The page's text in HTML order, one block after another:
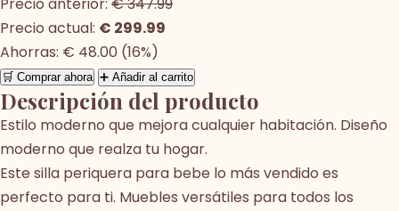
Precio actual: € 299.99
Ahorras: € 48.00 (16%)
🛒 Comprar ahora ➕ Añadir al carrito
Descripción del producto
Estilo moderno que mejora cualquier habitación. Diseño
moderno que realza tu hogar.
Este silla periquera para bebe lo más vendido es
perfecto para ti. Muebles versátiles para todos los